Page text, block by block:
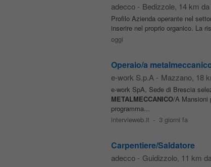
adecco - Bedizzole, 14 km
Profilo Azienda operante nel
inserire nel proprio organico. La
oggi
Operaio/a
e-work S.p.A - Mazzano, 18
e-work SpA, Sede di Brescia
METALMECCANICO/A Mansioni
programma...
intervieweb.it - 3 giorni fa
Carpentiere/Saldatore
adecco - Guidizzolo, 11 km